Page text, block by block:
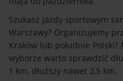
Szukasz jazdy sportowym
Warszawy? Organizujemy
Kraków lub południe
wyborze warto sprawdzić
1 km, dłuższy nawet 2,5 km.